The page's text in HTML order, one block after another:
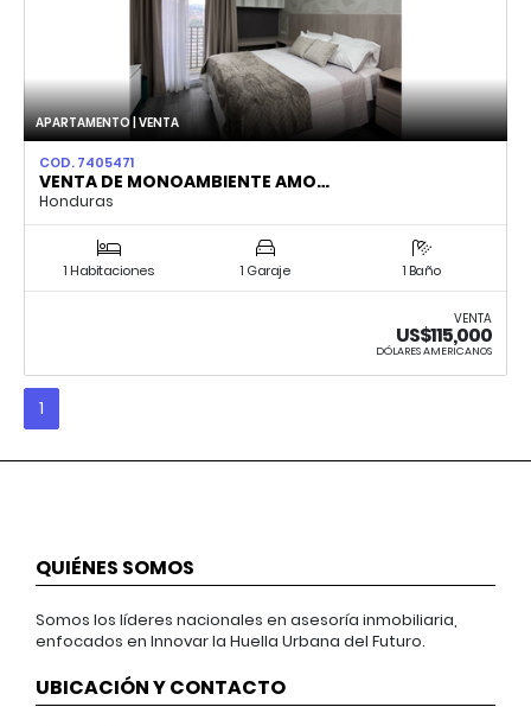
APARTAMENTO | VENTA
COD. 7405471
VENTA DE MONOAMBIENTE AMO…
Honduras
1 Habitaciones 1 Garaje 1 Baño
VENTA
US$115,000
DÓLARES AMERICANOS
1
QUIÉNES SOMOS
Somos los líderes nacionales en asesoría inmobiliaria,
enfocados en Innovar la Huella Urbana del Futuro.
UBICACIÓN Y CONTACTO